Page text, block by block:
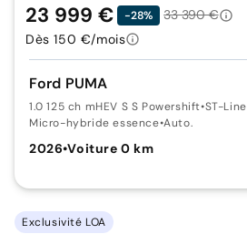
Ford PUMA
1.0 125 ch mHEV S S Powershift•ST-Line
Micro-hybride essence•Auto.
2026•Voiture 0 km
23 999 € -28%
33 390 €
Dès 150 €/mois
Exclusivité LOA